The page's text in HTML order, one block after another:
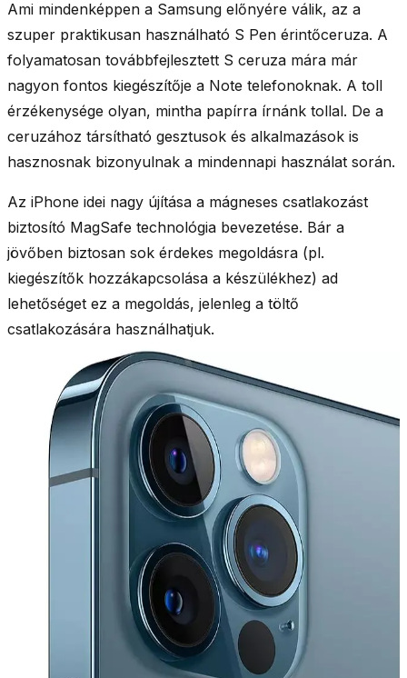
Ami mindenképpen a Samsung előnyére válik, az a
szuper praktikusan használható S Pen érintőceruza. A
folyamatosan továbbfejlesztett S ceruza mára már
nagyon fontos kiegészítője a Note telefonoknak. A toll
érzékenysége olyan, mintha papírra írnánk tollal. De a
ceruzához társítható gesztusok és alkalmazások is
hasznosnak bizonyulnak a mindennapi használat során.
Az iPhone idei nagy újítása a mágneses csatlakozást
biztosító MagSafe technológia bevezetése. Bár a
jövőben biztosan sok érdekes megoldásra (pl.
kiegészítők hozzákapcsolása a készülékhez) ad
lehetőséget ez a megoldás, jelenleg a töltő
csatlakozására használhatjuk.